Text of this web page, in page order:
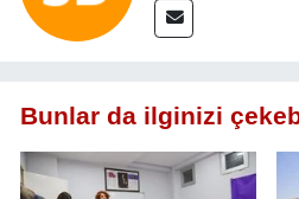
Bunlar da ilginizi